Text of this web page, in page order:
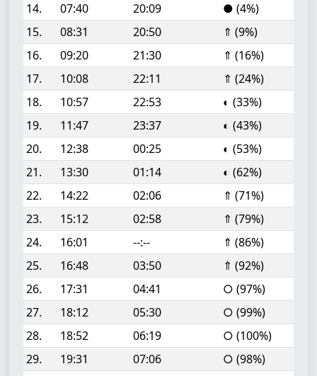
14.
07:40 20:09
● (4%)
15.
08:31 20:50
⇑ (9%)
16.
09:20 21:30
⇑ (16%)
17.
10:08 22:11
⇑ (24%)
18.
10:57 22:53
◐ (33%)
19.
11:47 23:37
◐ (43%)
20.
12:38 00:25
◐ (53%)
21.
13:30 01:14
◐ (62%)
22.
14:22 02:06
⇑ (71%)
23.
15:12 02:58
⇑ (79%)
24.
16:01 --:--
⇑ (86%)
25.
16:48 03:50
⇑ (92%)
26.
17:31 04:41
○ (97%)
27.
18:12 05:30
○ (99%)
28.
18:52 06:19
○ (100%)
29.
19:31 07:06
○ (98%)